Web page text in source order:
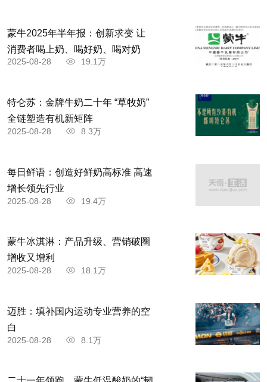
蒙牛2025年半年报：创新求变 让
消费者喝上奶、喝好奶、喝对奶
2025-08-28 19.1万
特仑苏：金牌牛奶二十年 “草牧奶”
全链塑造有机新矩阵
2025-08-28 8.3万
每日鲜语：创造好鲜奶高标准 高速
增长领先行业
2025-08-28 19.4万
蒙牛冰淇淋：产品升级、营销破圈
增收又增利
2025-08-28 18.1万
迈胜：填补国内运动专业营养的空
白
2025-08-28 8.1万